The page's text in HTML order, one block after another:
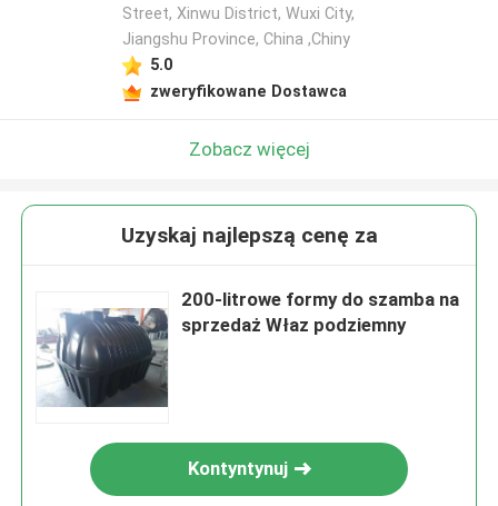
Street, Xinwu District, Wuxi City,
Jiangshu Province, China ,Chiny
5.0
zweryfikowane Dostawca
Zobacz więcej
Uzyskaj najlepszą cenę za
200-litrowe formy do szamba na
sprzedaż Właz podziemny
Kontyntynuj